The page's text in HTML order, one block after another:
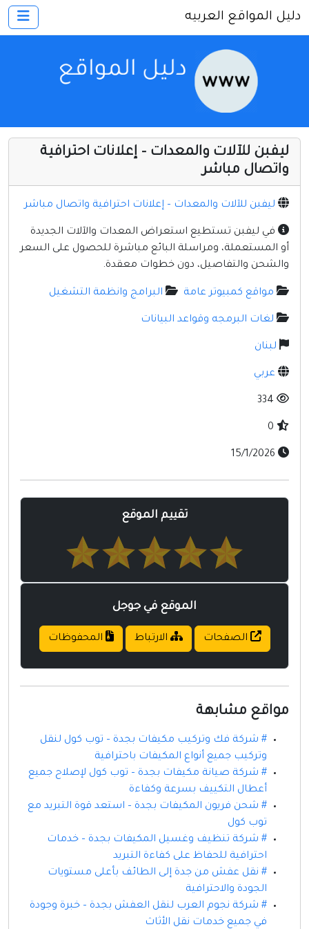
اتصل بنا
أخرى ومنوعه
إنترنت وشبكات
الأسرة والترفيه
كمبيوتر وبرامج
منتديات
مواقع إخباريه
مواقع إسلامية
دليل المواقع العربيه
ليفبن للآلات والمعدات – إعلانات احترافية
واتصال مباشر
ليفبن للآلات والمعدات – إعلانات احترافية واتصال مباشر
في ليفبن تستطيع استعراض المعدات والآلات الجديدة
أو المستعملة، ومراسلة البائع مباشرة للحصول على السعر
والشحن والتفاصيل، دون خطوات معقدة.
مواقع كمبيوتر عامة البرامج وانظمة التشغيل
لغات البرمجه وقواعد البيانات
لبنان
عربي
تقييم الموقع
الموقع في جوجل
الصفحات الارتباط المحفوظات
مواقع مشابهة
# شركة فك وتركيب مكيفات بجدة – توب كول لنقل
وتركيب جميع أنواع المكيفات باحترافية
# شركة صيانة مكيفات بجدة – توب كول لإصلاح جميع
أعطال التكييف بسرعة وكفاءة
# شحن فريون المكيفات بجدة – استعد قوة التبريد مع
توب كول
# شركة تنظيف وغسيل المكيفات بجدة – خدمات
احترافية للحفاظ على كفاءة التبريد
# نقل عفش من جدة إلى الطائف بأعلى مستويات
الجودة والاحترافية
# شركة نجوم العرب لنقل العفش بجدة – خبرة وجودة
في جميع خدمات نقل الأثاث